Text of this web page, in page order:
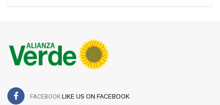
FACEBOOK LIKE US ON FACEBOOK